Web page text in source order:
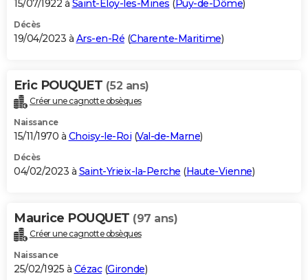
15/07/1922 à Saint-Éloy-les-Mines ( Puy-de-Dôme)
Décès
19/04/2023 à Ars-en-Ré (Charente-Maritime)
Eric POUQUET (52 ans)
Créer une cagnotte obsèques
Naissance
15/11/1970 à Choisy-le-Roi (Val-de-Marne)
Décès
04/02/2023 à Saint-Yrieix-la-Perche (Haute-Vienne)
Maurice POUQUET (97 ans)
Créer une cagnotte obsèques
Naissance
25/02/1925 à Cézac(Gironde)